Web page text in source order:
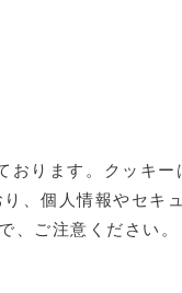
おります。クッキ
、個人情報やセキ
ご注意ください。